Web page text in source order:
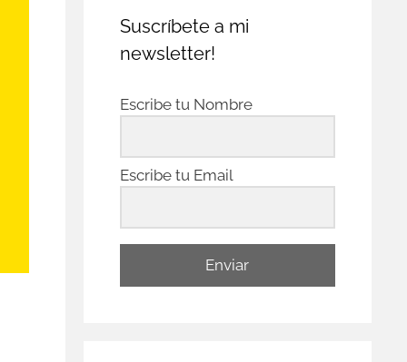
Suscríbete a mi
newsletter!
Escribe tu Nombre
Escribe tu Email
Enviar